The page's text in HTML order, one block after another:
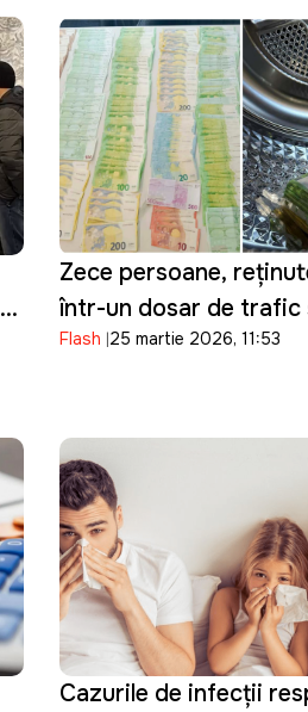
Zece persoane,
într-un dosar de trafic
cumpărare de influență
Flash 25 martie 2026, 11:53
Cazurile de infecții